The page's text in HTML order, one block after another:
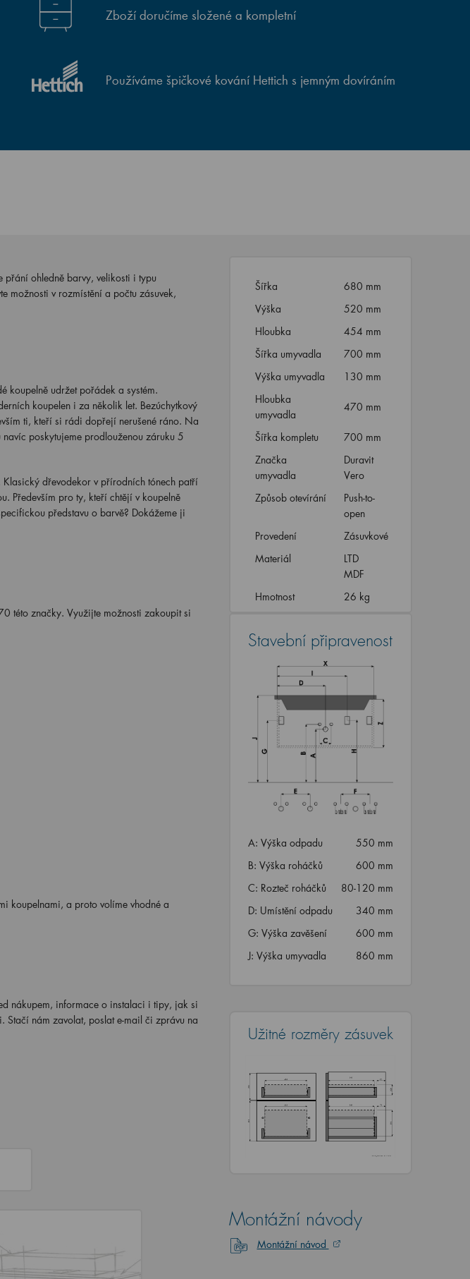
Zboží doručíme složené a kompletní
Používáme špičkové kování Hettich s jemným dovíráním
přání ohledně barvy, velikosti i typu
možnosti v rozmístění a počtu zásuvek,
koupelně udržet pořádek a systém.
koupelen i za několik let. Bezúchytkový
ti, kteří si rádi dopřejí nerušené ráno. Na
poskytujeme prodlouženou záruku 5
dřevodekor v přírodních tónech patří
Především pro ty, kteří chtějí v koupelně
představu o barvě? Dokážeme ji
této značky. Využijte možnosti zakoupit si
koupelnami, a proto volíme vhodné a
nákupem, informace o instalaci i tipy, jak si
Stačí nám zavolat, poslat e-mail či zprávu na
Šířka
680 mm
Výška
520 mm
Hloubka
454 mm
Šířka umyvadla
700 mm
Výška umyvadla
130 mm
Hloubka
umyvadla
470 mm
Šířka kompletu
700 mm
Značka
umyvadla
Duravit
Vero
Způsob otevírání
Push-to-
open
Provedení
Zásuvkové
Materiál
LTD
MDF
Hmotnost
26 kg
Stavební připravenost
A: Výška odpadu
550 mm
B: Výška roháčků
600 mm
C: Rozteč roháčků
80-120 mm
D: Umístění odpadu
340 mm
G: Výška zavěšení
600 mm
J: Výška umyvadla
860 mm
Užitné rozměry zásuvek
Montážní návody
Montážní návod